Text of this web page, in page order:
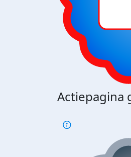
Actiepagina